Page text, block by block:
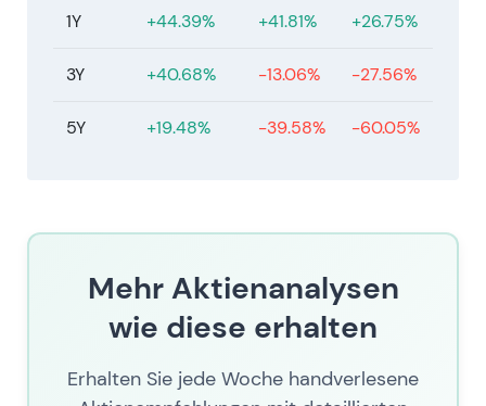
stabiler Cashflow-Generierung und zyklischem
Handel in einer Konsolidierungsrange um den
Nachgang des Booms; wesentliche Kurstreiber
1Y +44.39% +41.81% +26.75%
3Y +40.68% -13.06% -27.56%
5Y +19.48% -39.58% -60.05%
Mehr Aktienanalysen
wie diese erhalten
Erhalten Sie jede Woche handverlesene